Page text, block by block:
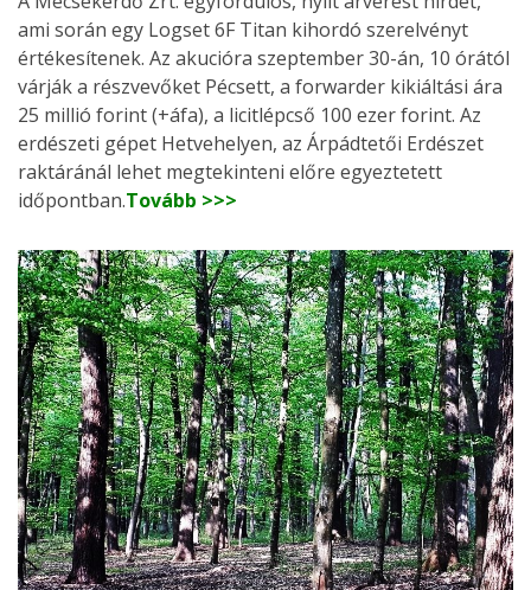
ami során egy Logset 6F Titan kihordó szerelvényt
értékesítenek. Az akucióra szeptember 30-án, 10 órától
várják a részvevőket Pécsett, a forwarder kikiáltási ára
25 millió forint (+áfa), a licitlépcső 100 ezer forint. Az
erdészeti gépet Hetvehelyen, az Árpádtetői Erdészet
raktáránál lehet megtekinteni előre egyeztetett
időpontban.Tovább >>>